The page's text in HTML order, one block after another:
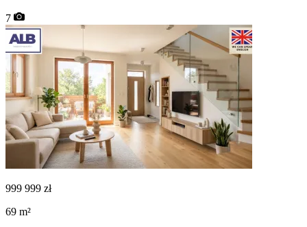
7
999 999 zł
69 m²